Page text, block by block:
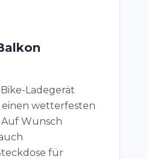
Ladegerät
wetterfesten
Wunsch
für